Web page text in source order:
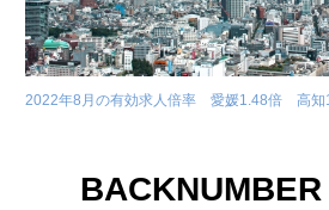
2022年8月の有効求人倍率 愛媛1.48倍 高知
BACKNUMBER